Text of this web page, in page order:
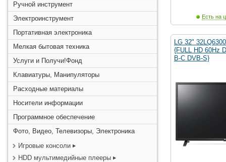
Ручной инструмент
Электроинструмент
Портативная электроника
Мелкая бытовая техника
Услуги и Получи!Фонд
Клавиатуры, Манипуляторы
Расходные материалы
Носители информации
Программное обеспечение
Фото, Видео, Телевизоры, Электроника
Игровые консоли
HDD мультимедийные плееры
Есть на
LG 32"
{FULL HD 60Hz
B-C DVB-S}